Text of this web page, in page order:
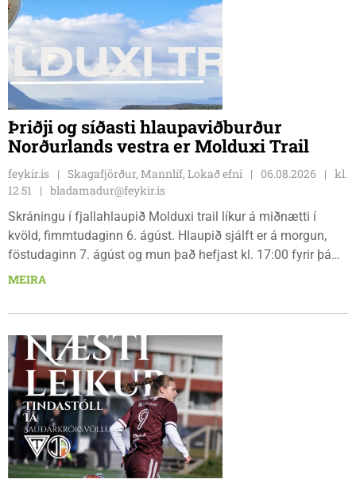
Þriðji og síðasti hlaupaviðburður
Norðurlands vestra er Molduxi Trail
feykir.is Skagafjörður, Mannlíf, Lokað efni 06.08.2026
kl.
12.51
bladamadur@feykir.is
Skráningu í fjallahlaupið Molduxi trail líkur á miðnætti í
kvöld, fimmtudaginn 6. ágúst. Hlaupið sjálft er á morgun,
föstudaginn 7. ágúst og mun það hefjast kl. 17:00 fyrir þá
keppendur sem ætla sér 20 km em kl. 18:00 fyrir 12 km
fjölbrautaskólans en þar er líka komið í mark þannig
styðja hlauparana áfram.
MEIRA